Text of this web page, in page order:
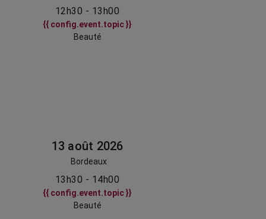
12h30 - 13h00
{{ config.event.topic }}
Beauté
13 août 2026
Bordeaux
13h30 - 14h00
{{ config.event.topic }}
Beauté